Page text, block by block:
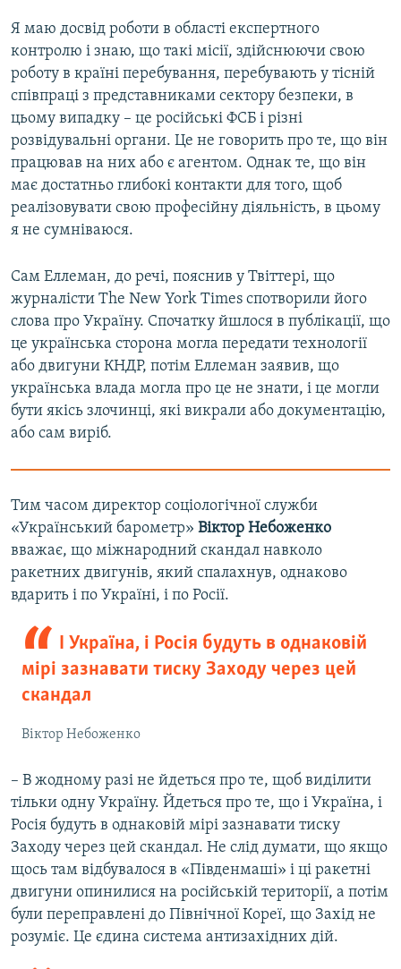
Я маю досвід роботи в області експертного
контролю і знаю, що такі місії, здійснюючи свою
роботу в країні перебування, перебувають у тісній
співпраці з представниками сектору безпеки, в
цьому випадку – це російські ФСБ і різні
розвідувальні органи. Це не говорить про те, що він
працював на них або є агентом. Однак те, що він
має достатньо глибокі контакти для того, щоб
реалізовувати свою професійну діяльність, в цьому
я не сумніваюся.
Сам Еллеман, до речі, пояснив у Твіттері, що
журналісти The New York Times спотворили його
слова про Україну. Спочатку йшлося в публікації, що
це українська сторона могла передати технології
або двигуни КНДР, потім Еллеман заявив, що
українська влада могла про це не знати, і це могли
бути якісь злочинці, які викрали або документацію,
або сам виріб.
Тим часом директор соціологічної служби
«Український барометр» Віктор Небоженко
вважає, що міжнародний скандал навколо
ракетних двигунів, який спалахнув, однаково
вдарить і по Україні, і по Росії.
І Україна, і Росія будуть в однаковій
мірі зазнавати тиску Заходу через цей
скандал
Віктор Небоженко
– В жодному разі не йдеться про те, щоб виділити
тільки одну Україну. Йдеться про те, що і Україна, і
Росія будуть в однаковій мірі зазнавати тиску
Заходу через цей скандал. Не слід думати, що якщо
щось там відбувалося в «Південмаші» і ці ракетні
двигуни опинилися на російській території, а потім
були переправлені до Північної Кореї, що Захід не
розуміє. Це єдина система антизахідних дій.